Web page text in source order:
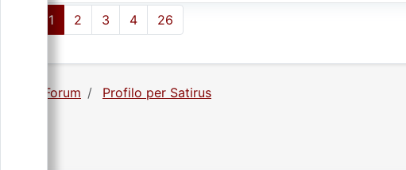
1 2 3 4 26
Forum Profilo per Satirus